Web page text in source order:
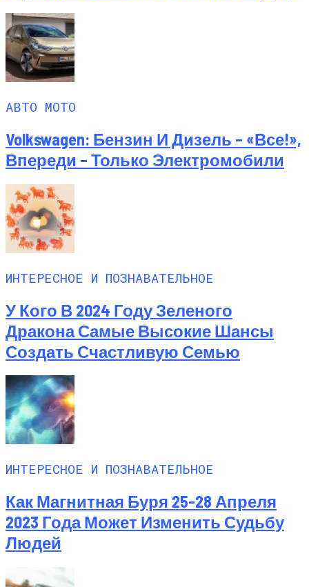
АВТО МОТО
Volkswagen: Бензин И Дизель – «все!»,
Впереди – Только Электромобили
ИНТЕРЕСНОЕ И ПОЗНАВАТЕЛЬНОЕ
У Кого В 2024 Году Зеленого
Дракона Самые Высокие Шансы
Создать Счастливую Семью
ИНТЕРЕСНОЕ И ПОЗНАВАТЕЛЬНОЕ
Как Магнитная Буря 25-28 Апреля
2023 Года Может Изменить Судьбу
Людей